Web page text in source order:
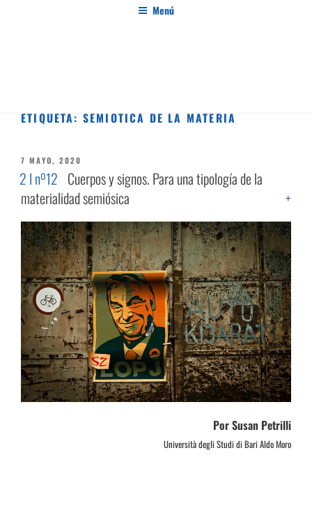
Menú
ETIQUETA: SEMIÓTICA DE LA MATERIA
PUBLICADO
EL
7 MAYO, 2020
2 I nº12 Cuerpos y signos. Para una tipología de la
materialidad semiósica
+
Por Susan Petrilli
Università degli Studi di Bari Aldo Moro